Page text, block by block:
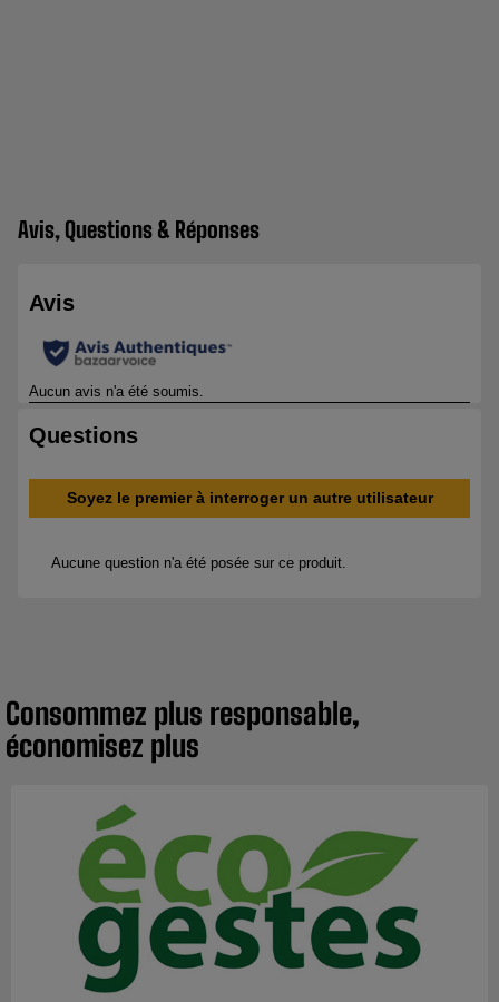
Avis, Questions & Réponses
Consommez plus responsable,
économisez plus